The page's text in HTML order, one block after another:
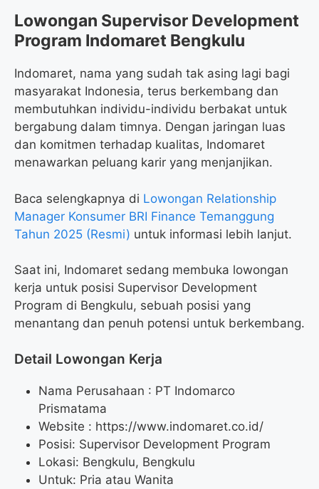
Lowongan Supervisor Development
Program Indomaret Bengkulu
Indomaret, nama yang sudah tak asing lagi bagi
masyarakat Indonesia, terus berkembang dan
membutuhkan individu-individu berbakat untuk
bergabung dalam timnya. Dengan jaringan luas
dan komitmen terhadap kualitas, Indomaret
menawarkan peluang karir yang menjanjikan.
Baca selengkapnya di Lowongan Relationship
Manager Konsumer BRI Finance Temanggung
Tahun 2025 (Resmi) untuk informasi lebih lanjut.
Saat ini, Indomaret sedang membuka lowongan
kerja untuk posisi Supervisor Development
Program di Bengkulu, sebuah posisi yang
menantang dan penuh potensi untuk berkembang.
Detail Lowongan Kerja
Nama Perusahaan : PT Indomarco
Prismatama
Website : https://www.indomaret.co.id/
Posisi: Supervisor Development Program
Lokasi: Bengkulu, Bengkulu
Untuk: Pria atau Wanita